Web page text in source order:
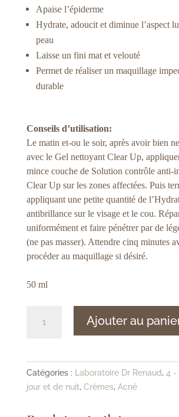
Apaise l’épiderme
Hydrate, adoucit et diminue l’aspect
peau
Laisse un fini mat et velouté
Permet de réaliser un maquillage
durable
Conseils d’utilisation:
Le matin et-ou le soir, après avoir bien
avec le Gel nettoyant Clear Up,
mince couche de Solution contrôle anti-
Clear Up sur les zones affectées. Puis
appliquant une petite quantité de
antibrillance sur le visage et le cou.
uniformément et faire pénétrer par de
(ne pas masser). Attendre cinq minutes
procéder au maquillage si désiré.
50 ml
–
Clear
ÉTAPE
Ajouter au
Catégories : Laboratoire Dr Renaud, 4 -
jour et de nuit, Crèmes, Acné